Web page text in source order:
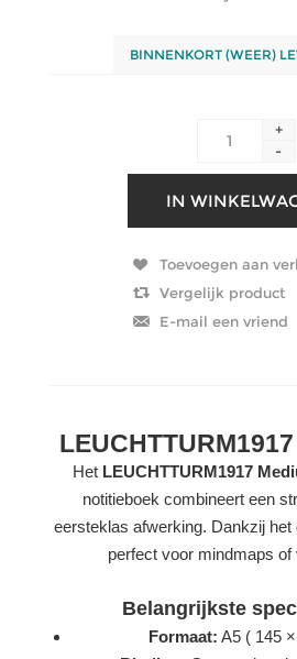
BINNENKORT (WEER)
+
-
Het LEUCHTTURM1917
notitieboek combineert een
eersteklas afwerking. Dankzij het
perfect voor mindmaps of
Belangrijkste
Formaat: A5 ( 145